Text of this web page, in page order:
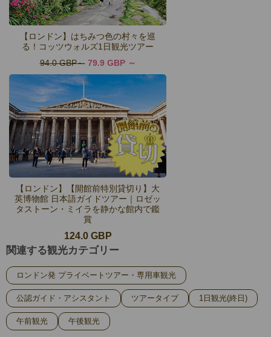
【ロンドン】はちみつ色の村々を巡
る！コッツウォルズ1日観光ツアー
94.0 GBP
79.9 GBP
【ロンドン】【開館前特別貸切り】大
英博物館 日本語ガイドツアー｜ロゼッ
タストーン・ミイラを静かな館内で鑑
賞
124.0 GBP
関連する観光カテゴリー
ロンドン発 プライベートツアー・専用車観光
公認ガイド・アシスタント ツアータイプ 1日観光(終日)
午前観光 午後観光